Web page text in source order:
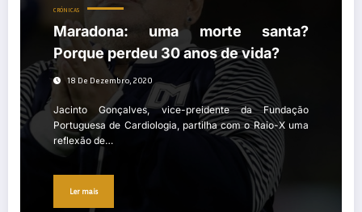
CRÓNICAS
Maradona: uma morte santa?
Porque perdeu 30 anos de vida?
18 De Dezembro, 2020
Jacinto Gonçalves, vice-preidente da Fundação
Portuguesa de Cardiologia, partilha com o Raio-X uma
reflexão de…
Ler mais